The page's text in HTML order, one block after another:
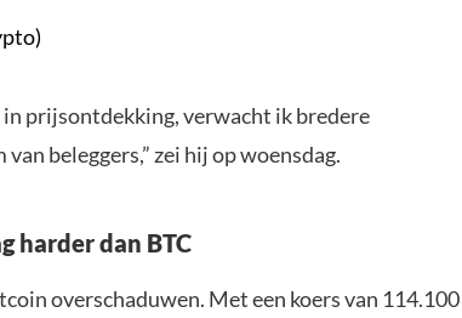
prijsontdekking, verwacht ik bredere
beleggers,” zei hij op woensdag.
harder dan BTC
overschaduwen. Met een koers van 114.100